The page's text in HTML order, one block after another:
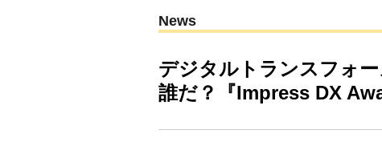
News
デジタルトランスフォ
誰だ？『Impress DX